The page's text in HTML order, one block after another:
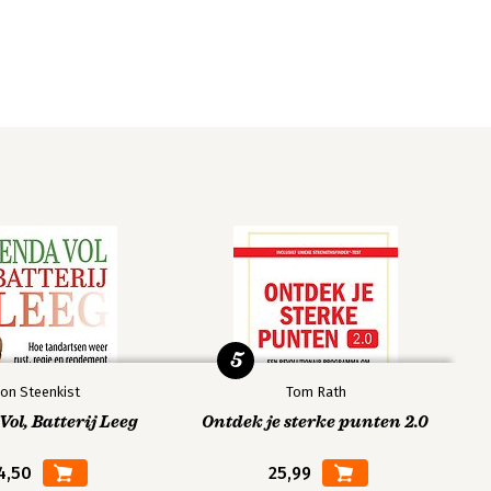
Steenkist
Batterij Leeg
Tom Rath
Ontdek je sterke punten 2.0
25,99
5